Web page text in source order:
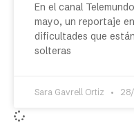
En el canal
mayo, un reportaje
dificultades que
solteras
Sara Gavrell Ortiz